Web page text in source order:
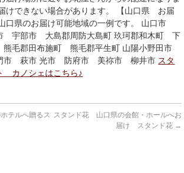
けできない場合があります。 【山口県 お届
口県のお届け可能地域の一例です。 山口市
宇部市 大島郡周防大島町 玖珂郡和木町 下
毛郡田布施町 熊毛郡平生町 山陽小野田市
市 萩市 光市 防府市 美祢市 柳井市 スタ
カノシェはこちら♪
テルへ贈るス スタンド花 山口県の会館・ホールへお
届け スタンド花 →